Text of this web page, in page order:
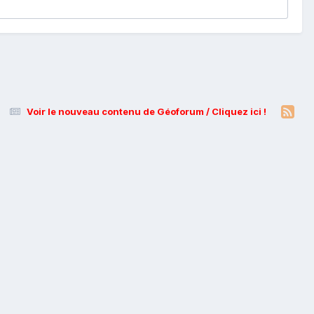
Voir le nouveau contenu de Géoforum / Cliquez ici !